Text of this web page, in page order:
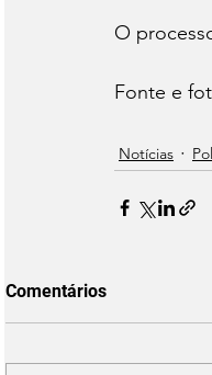
O
Fonte e
Notícias
Comentários